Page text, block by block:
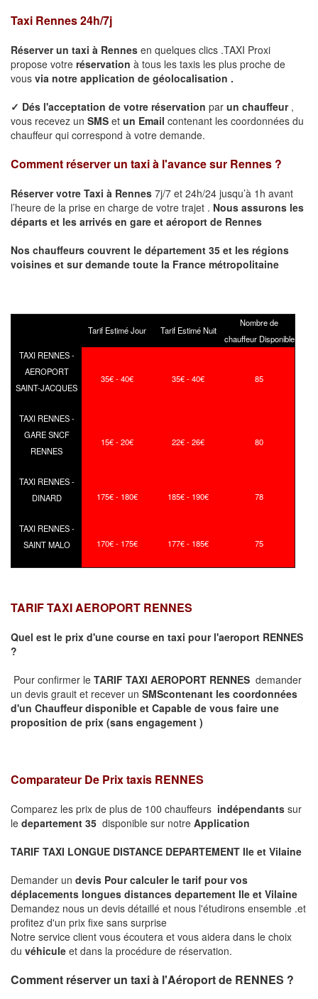
Taxi Rennes 24h/7j
Réserver un taxi à Rennes en quelques clics .TAXI Proxi
propose votre réservation à tous les taxis les plus proche de
vous via notre application de géolocalisation .
✓ Dés l'acceptation de votre réservation par un chauffeur ,
vous recevez un SMS et un Email contenant les coordonnées du
chauffeur qui correspond à votre demande.
Comment réserver un taxi à l'avance sur Rennes ?
Réserver votre Taxi à Rennes 7j/7 et 24h/24 jusqu’à 1h avant
l’heure de la prise en charge de votre trajet . Nous assurons les
départs et les arrivés en gare et aéroport de Rennes
Nos chauffeurs couvrent le département 35 et les régions
voisines et sur demande toute la France métropolitaine
Tarif Estimé Jour Tarif Estimé Nuit
Nombre de
chauffeur Disponible
TAXI RENNES -
AEROPORT
SAINT-JACQUES
35€ - 40€ 35€ - 40€ 85
TAXI RENNES -
GARE SNCF
RENNES
15€ - 20€ 22€ - 26€ 80
TAXI RENNES -
DINARD
175€ - 180€ 185€ - 190€ 78
TAXI RENNES -
SAINT MALO
170€ - 175€ 177€ - 185€ 75
TARIF TAXI AEROPORT RENNES
Quel est le prix d'une course en taxi pour l'aeroport RENNES
?
Pour confirmer le TARIF TAXI AEROPORT RENNES demander
un devis grauit et recever un SMScontenant les coordonnées
d'un Chauffeur disponible et Capable de vous faire une
proposition de prix (sans engagement )
Comparateur De Prix taxis RENNES
Comparez les prix de plus de 100 chauffeurs indépendants sur
le departement 35 disponible sur notre Application
TARIF TAXI LONGUE DISTANCE DEPARTEMENT Ile et Vilaine
Demander un devis Pour calculer le tarif pour vos
déplacements longues distances departement Ile et Vilaine
Demandez nous un devis détaillé et nous l'étudirons ensemble .et
profitez d'un prix fixe sans surprise
Notre service client vous écoutera et vous aidera dans le choix
du véhicule et dans la procédure de réservation.
Comment réserver un taxi à l'Aéroport de RENNES ?